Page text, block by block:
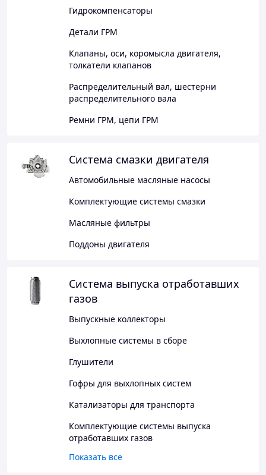
Гидрокомпенсаторы
Детали ГРМ
Клапаны, оси, коромысла двигателя,
толкатели клапанов
Распределительный вал, шестерни
распределительного вала
Ремни ГРМ, цепи ГРМ
Система смазки двигателя
Автомобильные масляные насосы
Комплектующие системы смазки
Масляные фильтры
Поддоны двигателя
Система выпуска отработавших
газов
Выпускные коллекторы
Выхлопные системы в сборе
Глушители
Гофры для выхлопных систем
Катализаторы для транспорта
Комплектующие системы выпуска
отработавших газов
Показать все